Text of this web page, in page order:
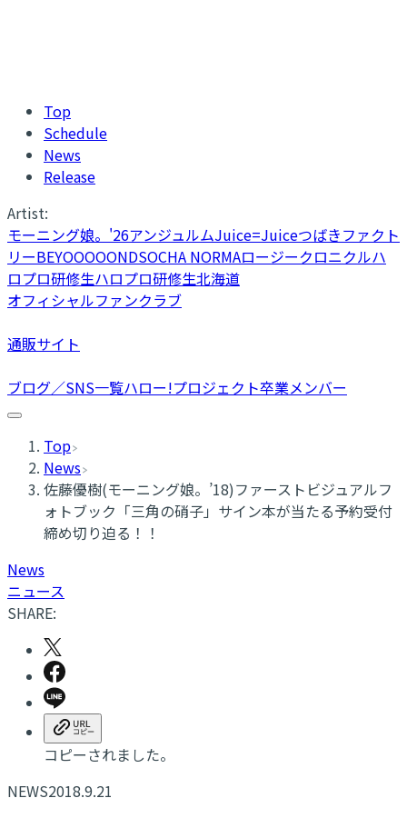
Top
Schedule
News
Release
Artist:
モーニング娘。'26アンジュルムJuice=Juiceつばきファクト
リーBEYOOOOONDSOCHA NORMAロージークロニクルハ
ロプロ研修生ハロプロ研修生北海道
オフィシャルファンクラブ
通販サイト
ブログ／SNS一覧ハロー!プロジェクト卒業メンバー
Top
News
佐藤優樹(モーニング娘。’18)ファーストビジュアルフ
ォトブック「三角の硝子」サイン本が当たる予約受付
締め切り迫る！！
News
ニュース
SHARE:
コピーされました。
NEWS2018.9.21